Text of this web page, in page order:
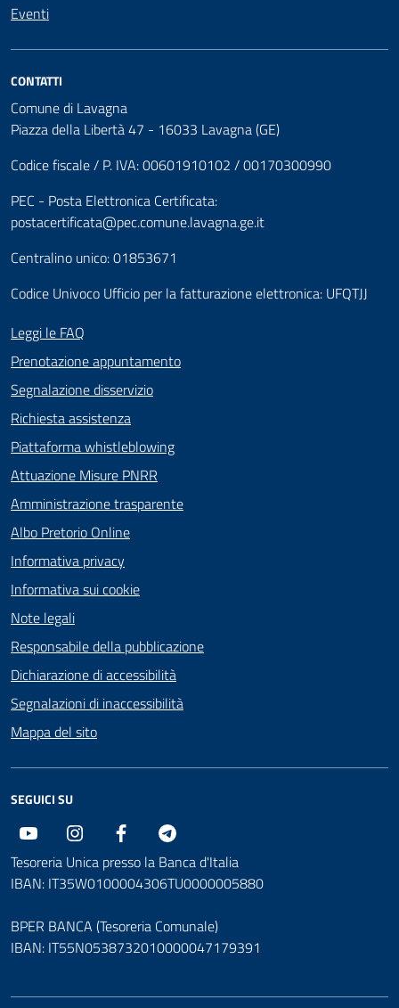
Eventi
CONTATTI
Comune di Lavagna
Piazza della Libertà 47 - 16033 Lavagna (GE)
Codice fiscale / P. IVA: 00601910102 / 00170300990
PEC - Posta Elettronica Certificata:
postacertificata@pec.comune.lavagna.ge.it
Centralino unico: 01853671
Codice Univoco Ufficio per la fatturazione elettronica: UFQTJJ
Leggi le FAQ
Prenotazione appuntamento
Segnalazione disservizio
Richiesta assistenza
Piattaforma whistleblowing
Attuazione Misure PNRR
Amministrazione trasparente
Albo Pretorio Online
Informativa privacy
Informativa sui cookie
Note legali
Responsabile della pubblicazione
Dichiarazione di accessibilità
Segnalazioni di inaccessibilità
Mappa del sito
SEGUICI SU
Youtube Instagram Facebook
Tesoreria Unica presso la Banca d'Italia
IBAN: IT35W0100004306TU0000005880
BPER BANCA (Tesoreria Comunale)
IBAN: IT55N0538732010000047179391